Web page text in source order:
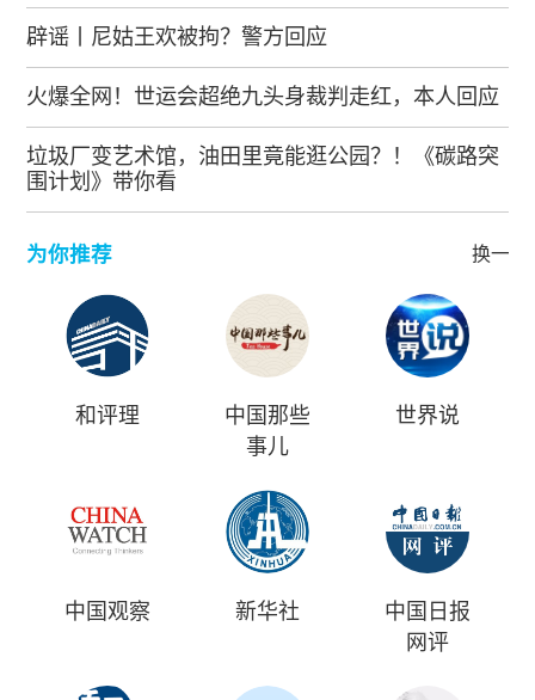
辟谣丨尼姑王欢被拘？警方回应
火爆全网！世运会超绝九头身裁判走红，本人回应
垃圾厂变艺术馆，油田里竟能逛公园？！《碳路突
围计划》带你看
为你推荐 换一批
和评理
中国那些
事儿
世界说
中国观察 新华社
中国日报
网评